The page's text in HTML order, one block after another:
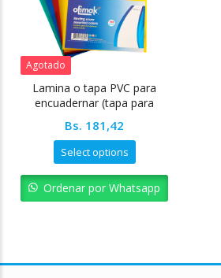
Agotado
Lamina o tapa PVC para
encuadernar (tapa para
(28x22cm)
Bs. 181,42
Select options
Ordenar por Whatsapp